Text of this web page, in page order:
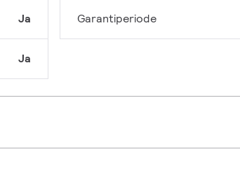
Ja
Ja
Garantiperiode